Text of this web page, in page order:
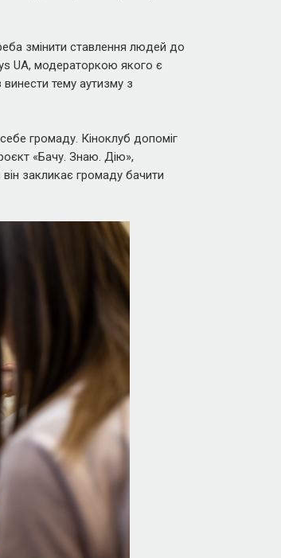
змінити ставлення людей до
UA, модераторкою якого є
тему аутизму з
громаду. Кіноклуб допоміг
«Бачу. Знаю. Дію»,
закликає громаду бачити